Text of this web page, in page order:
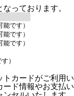
っております。
能です）
能です）
能です）
）
トカードがご利用い
ード情報やお支払い